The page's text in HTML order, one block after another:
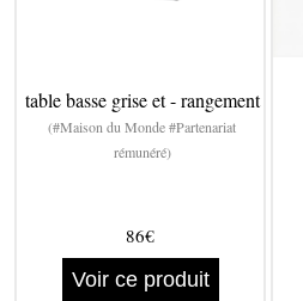
table basse grise et - rangement
(#Maison du Monde #Partenariat
rémunéré)
86€
Voir ce produit